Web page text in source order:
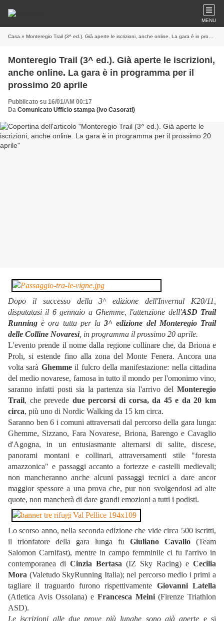
MENU
Casa » Monteregio Trail (3^ ed.). Già aperte le iscrizioni, anche online. La gara è in programma per il prossimo 20 aprile
Monteregio Trail (3^ ed.). Già aperte le iscrizioni,
anche online. La gara è in programma per il
prossimo 20 aprile
Pubblicato su 16/01/AM 00:17
Da Comunicato Ufficio stampa (ivo Casorati)
Dopo il successo della 3^ edizione dell'Invernal K20/11,
disputatasi il 6 gennaio a Ghemme, l'attenzione dell'ASD Trail
Running è ora tutta per la3^ edizione del Monteregio Trail
delle Colline Novaresi, in programma il prossimo 20 aprile.
L'evento prende il nome dalla regione collinare che, da Briona e
Proh, si estende fino alla zona del Monte Fenera. Ancora una
volta sarà Ghemmeil fulcro della manifestazione: nella cittadina
del medio novarese, famosa in tutto il mondo per l'omonimo vino,
saranno infatti posti sia la partenza sia l'arrivo del Monteregio
Trail, che prevede due percorsi di corsa, da 45 e da 20 km
circa, più uno di Nordic Walking da 15 km circa.
Saranno ben 6 i comuni attraversati dal percorso della gara lunga:
Ghemme, Sizzano, Fara Novarese, Briona, Barengo e Cavaglio
d'Agogna, in un entusiasmante alternarsi di salite, discese,
panorami montani e collinari, attraversamenti stile "foresta
amazzonica" e passaggi accanto a fortezze e castelli medievali;
non mancheranno anche alcuni passaggi tecnici a dare ancor
maggior spessore a una prova che, pur non svolgendosi ad alte
quote, non mancherà di dare grandi emozioni a tutti i podisti.
Lo scorso anno, nella seconda edizione che vide circa 500 iscritti,
il trionfatore della gara lunga fu Giuliano Cavallo (Team
Salomon Carnifast), mentre in campo femminile ci fu l'arrivo in
contemporanea di Cinzia Bertasa (IZ Sky Racing) e Cecilia
Mora (Valetudo SkyRunning Italia); nel percorso medio i primi a
tagliare il traguardo furono rispettivamente Giovanni Latella
(Atletica Avis Ossolana) e Francesca Meini(Firenze Triathlon
ASD).
Le iscrizioni alle due prove più lunghe sono già aperte e si